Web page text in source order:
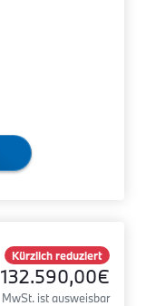
Kürzlich reduziert
132.590,00€
MwSt. ist ausweisbar